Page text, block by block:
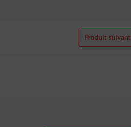
Produit suivant